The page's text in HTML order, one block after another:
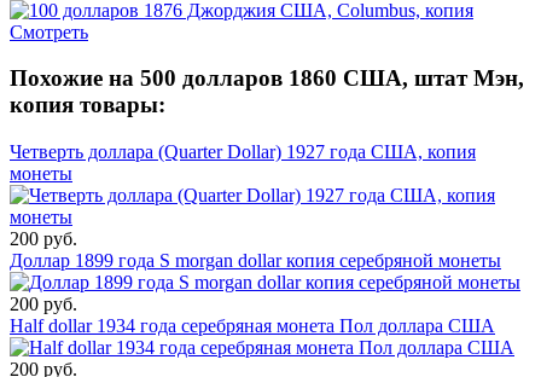
Смотреть
Похожие на 500 долларов 1860 США, штат Мэн,
копия товары:
Четверть доллара (Quarter Dollar) 1927 года США, копия
монеты
200 руб.
Доллар 1899 года S morgan dollar копия серебряной монеты
200 руб.
Half dollar 1934 года серебряная монета Пол доллара США
200 руб.